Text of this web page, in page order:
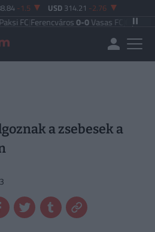
-1.5 USD 314.21 -2.76
0-0Vasas FC|Győri ETO FC 4-0
a zsebesek a